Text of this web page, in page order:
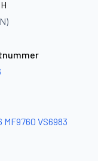
MF9760 VS6983